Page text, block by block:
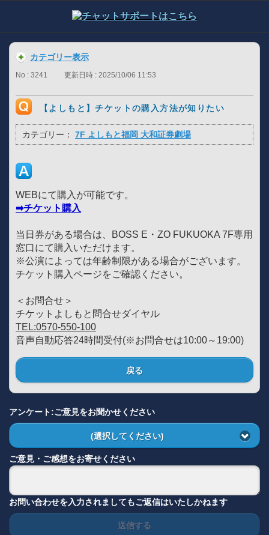
カテゴリー表示
No : 3241 更新日時 : 2025/10/06 11:53
【よしもと】チケットの購入方法が知りたい
カテゴリー： 7F よしもと福岡 大和証券劇場
WEBにて購入が可能です。
➡チケット購入
当日券がある場合は、BOSS E・ZO FUKUOKA 7F専用
窓口にて購入いただけます。
※公演によっては年齢制限がある場合がございます。
チケット購入ページをご確認ください。
＜お問合せ＞
チケットよしもと問合せダイヤル
TEL:0570-550-100
音声自動応答24時間受付(※お問合せは10:00～19:00)
戻る
アンケート:ご意見をお聞かせください
(選択してください)
ご意見・ご感想をお寄せください
お問い合わせを入力されましてもご返信はいたしかねます
送信する